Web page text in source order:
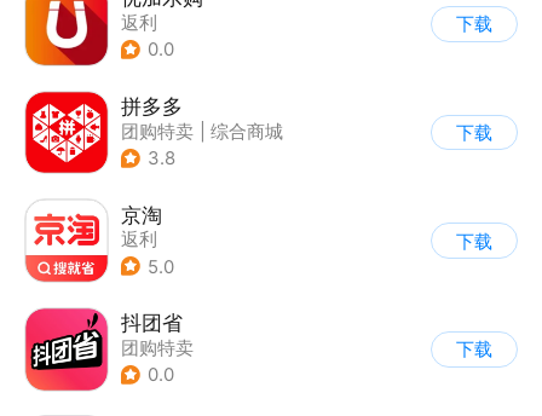
返利
0.0
下载
拼多多
团购特卖
综合商城
3.8
下载
京淘
返利
5.0
下载
抖团省
团购特卖
0.0
下载